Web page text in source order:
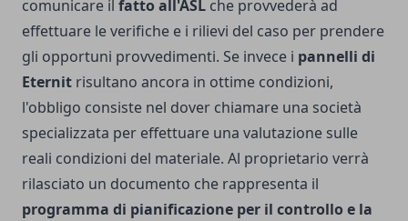
comunicare il fatto all'ASL che provvederà ad
effettuare le verifiche e i rilievi del caso per prendere
gli opportuni provvedimenti. Se invece i pannelli di
Eternit risultano ancora in ottime condizioni,
l'obbligo consiste nel dover chiamare una società
specializzata per effettuare una valutazione sulle
reali condizioni del materiale. Al proprietario verrà
rilasciato un documento che rappresenta il
programma di pianificazione per il controllo e la